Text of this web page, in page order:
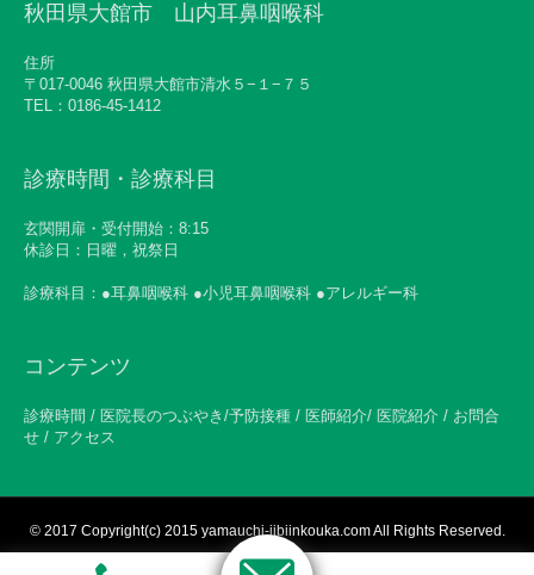
秋田県大館市 山内耳鼻咽喉科
住所
〒017-0046 秋田県大館市清水５−１−７５
TEL：0186-45-1412
診療時間・診療科目
玄関開扉・受付開始：8:15
休診日：日曜，祝祭日
診療科目：●耳鼻咽喉科 ●小児耳鼻咽喉科 ●アレルギー科
コンテンツ
診療時間 / 医院長のつぶやき/予防接種 / 医師紹介/ 医院紹介 / お問合
せ / アクセス
© 2017 Copyright(c) 2015 yamauchi-jibiinkouka.com All Rights Reserved.